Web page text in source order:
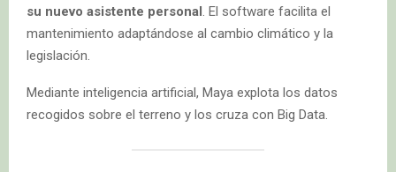
su nuevo asistente personal. El software facilita el
mantenimiento adaptándose al cambio climático y la
legislación.
Mediante inteligencia artificial, Maya explota los datos
recogidos sobre el terreno y los cruza con Big Data.